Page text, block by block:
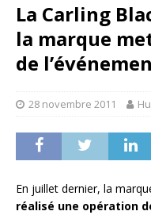
La Carling
la marque
de
28 novembre 2011
En juillet dernier, la
réalisé une opération